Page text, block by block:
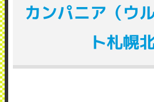
カンパニア（ウ
ト札幌北